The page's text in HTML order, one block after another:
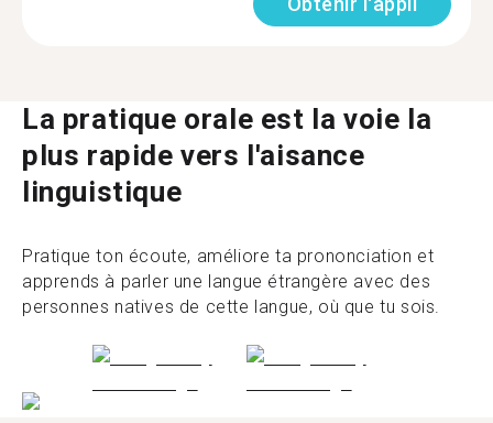
La pratique orale est la voie la
plus rapide vers l'aisance
linguistique
Pratique ton écoute, améliore ta prononciation et
apprends à parler une langue étrangère avec des
personnes natives de cette langue, où que tu sois.